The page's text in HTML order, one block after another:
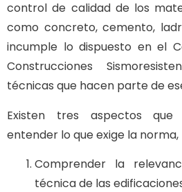
control de calidad de los
como concreto, cemento,
incumple lo dispuesto en el
Construcciones
técnicas que hacen parte de
Existen tres aspectos
entender lo que exige la norma,
Comprender la
técnica de las